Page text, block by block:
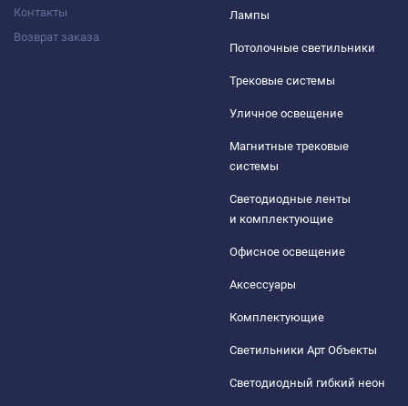
Контакты
Возврат заказа
Лампы
Потолочные светильники
Трековые системы
Уличное освещение
Магнитные трековые
системы
Светодиодные ленты
и комплектующие
Офисное освещение
Аксессуары
Комплектующие
Светильники Арт Объекты
Светодиодный гибкий неон